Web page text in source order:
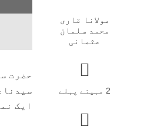
مولانا قاری
محمد سلمان
عثمانی
2 مہینے پہلے
حضرت
ایک